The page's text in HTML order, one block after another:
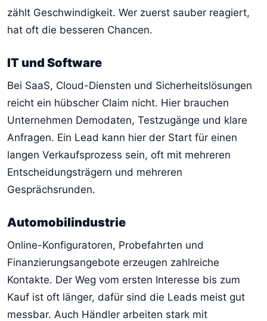
zählt Geschwindigkeit. Wer zuerst sauber reagiert,
hat oft die besseren Chancen.
IT und Software
Bei SaaS, Cloud-Diensten und Sicherheitslösungen
reicht ein hübscher Claim nicht. Hier brauchen
Unternehmen Demodaten, Testzugänge und klare
Anfragen. Ein Lead kann hier der Start für einen
langen Verkaufsprozess sein, oft mit mehreren
Entscheidungsträgern und mehreren
Gesprächsrunden.
Automobilindustrie
Online-Konfiguratoren, Probefahrten und
Finanzierungsangebote erzeugen zahlreiche
Kontakte. Der Weg vom ersten Interesse bis zum
Kauf ist oft länger, dafür sind die Leads meist gut
messbar. Auch Händler arbeiten stark mit